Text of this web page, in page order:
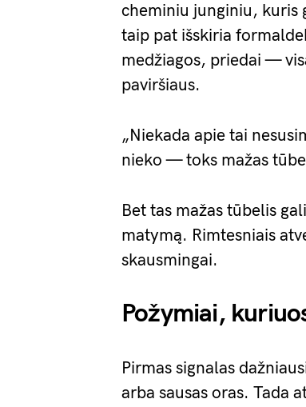
cheminiu junginiu, kuris
taip pat išskiria
medžiagos, priedai —
paviršiaus.
„Niekada apie tai
nieko — toks mažas
Bet tas mažas tūbelis
matymą. Rimtesniais
skausmingai.
Požymiai,
Pirmas signalas
arba sausas oras. Tada